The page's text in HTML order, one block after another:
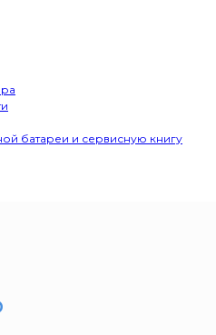
батареи и сервисную книгу